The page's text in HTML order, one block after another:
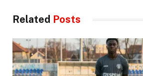
Related Posts